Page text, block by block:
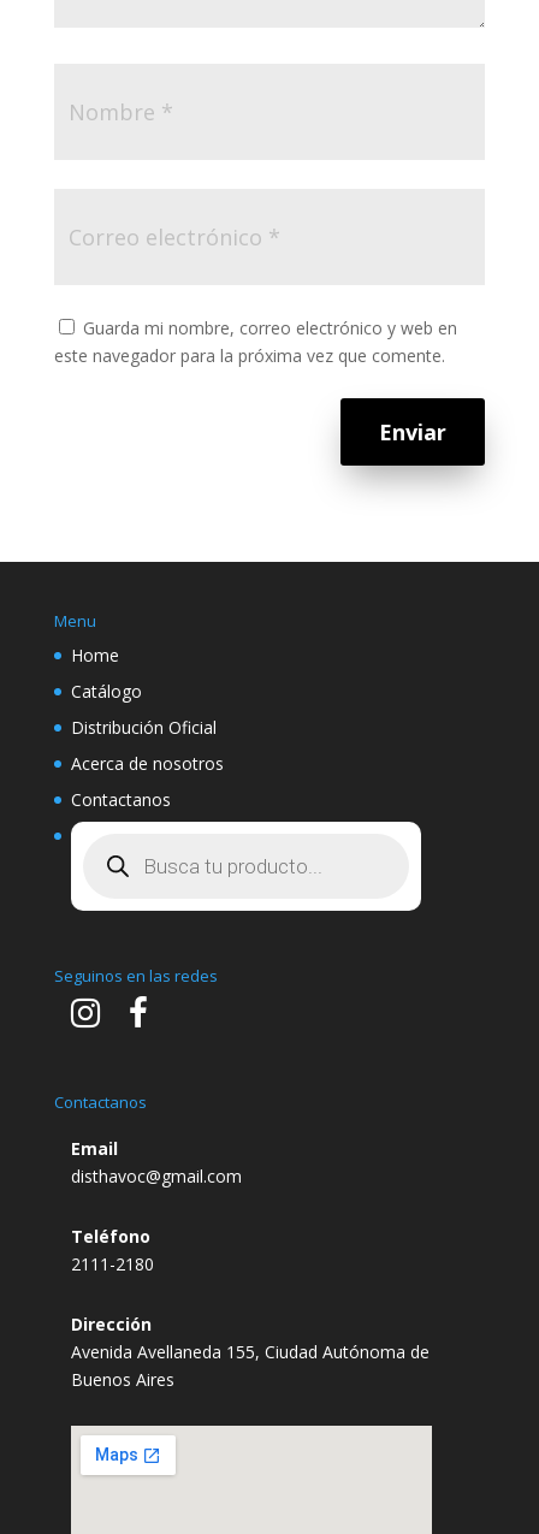
Guarda mi nombre, correo electrónico y web en
este navegador para la próxima vez que comente.
Enviar
Menu
Home
Catálogo
Distribución Oficial
Acerca de nosotros
Contactanos
Seguinos en las redes
Contactanos
Email
disthavoc@gmail.com
Teléfono
2111-2180
Dirección
Avenida Avellaneda 155, Ciudad Autónoma de
Buenos Aires